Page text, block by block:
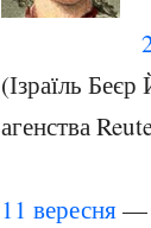
(Ізраїль
агенства
11 вересня—